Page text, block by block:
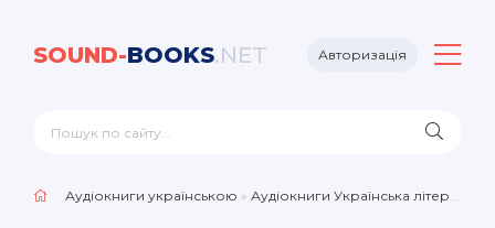
SOUND-BOOKS.NET Авторизація
Аудіокниги українською » Аудіокниги Українська література